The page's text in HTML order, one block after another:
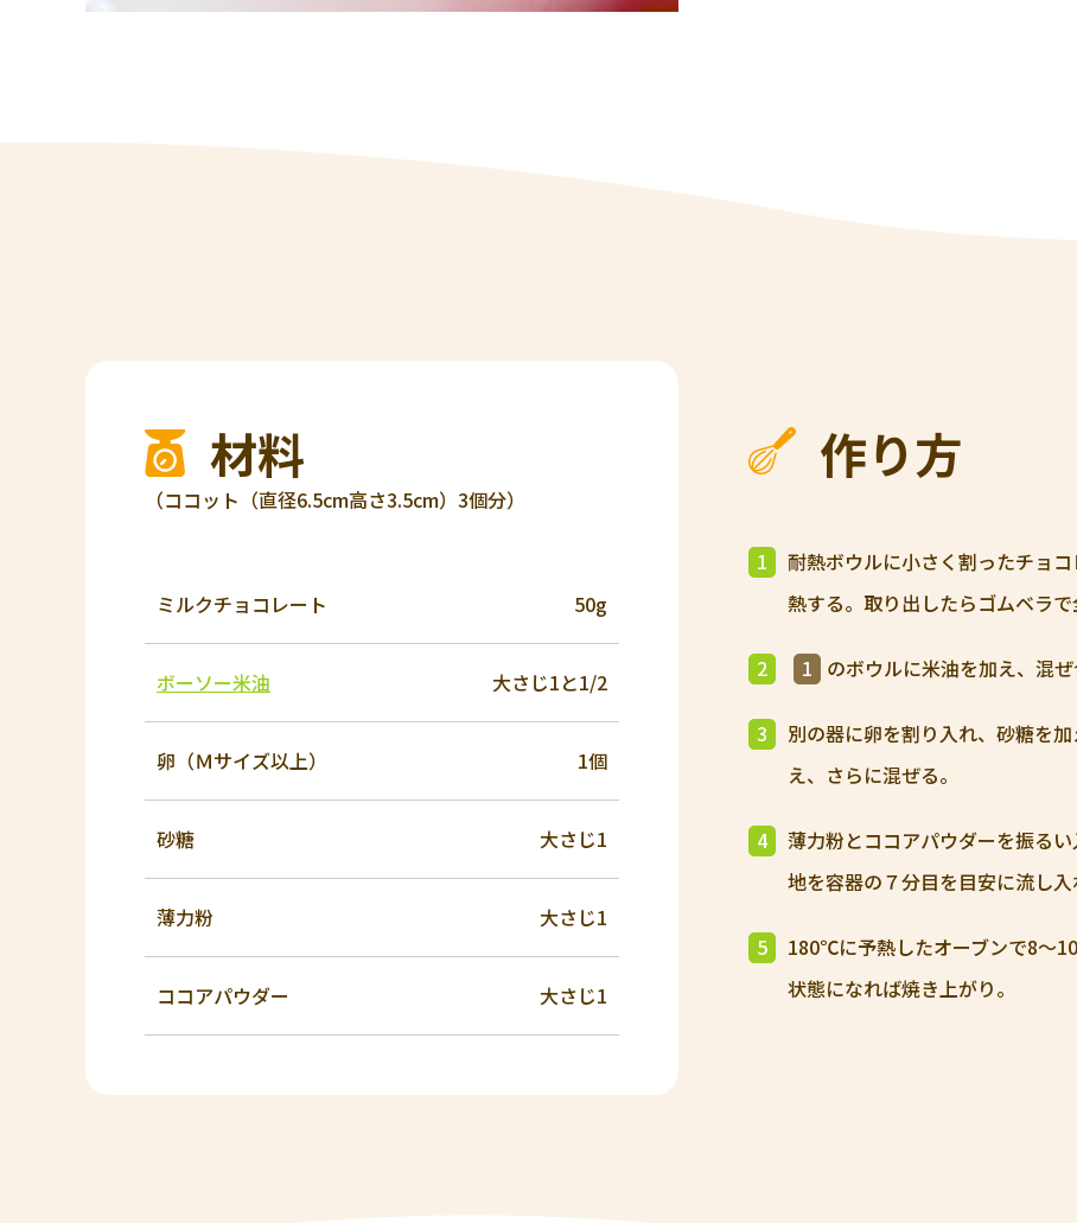
材料
（ココット（直径6.5cm高さ3.5cm）3個分）
ミルクチョコレート 50g
ボーソー米油 大さじ1と1/2
卵（Ｍサイズ以上） 1個
砂糖 大さじ1
薄力粉 大さじ1
ココアパウダー 大さじ1
作り方
1
耐熱ボウルに⼩さく割ったチョ
熱する。取り出したらゴムベラで
2 1 のボウルに⽶油を加え、混ぜ
3 別の器に卵を割り⼊れ、砂糖を加
え、さらに混ぜる。
4
薄⼒粉とココアパウダーを振る
地を容器の７分目を目安に流し⼊
5
180℃に予熱したオーブンで8～
状態になれば焼き上がり。